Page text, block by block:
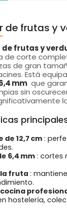
de frutas y
frutas y
de corte
de gran
Está
mm que
sin
12,7 cm :
6,4 mm : cortes
fruta:
hostelería,